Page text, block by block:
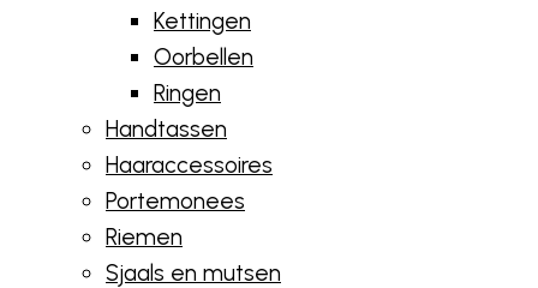
Kettingen
Oorbellen
Ringen
Handtassen
Haaraccessoires
Portemonees
Riemen
Sjaals en mutsen